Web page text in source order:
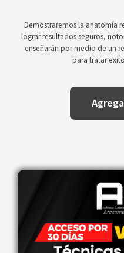
Demostraremos la anatomía
lograr resultados seguros,
enseñarán por medio de un
para tratar